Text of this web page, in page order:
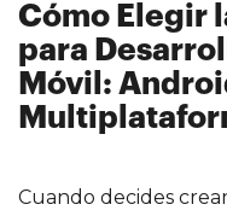
Cómo Elegir
para
Móvil:
Cuando decides